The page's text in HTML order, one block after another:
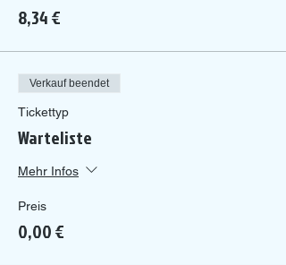
8,34 €
Verkauf beendet
Tickettyp
Warteliste
Mehr Infos
Preis
0,00 €